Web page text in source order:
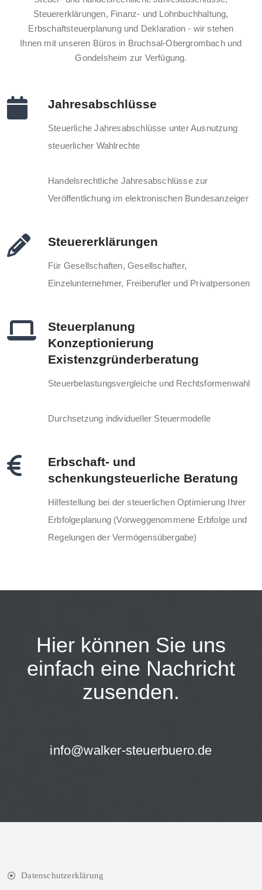
Steuererklärungen, Finanz- und Lohnbuchhaltung,
Erbschaftsteuerplanung und Deklaration - wir stehen
Ihnen mit unseren Büros in Bruchsal-Obergrombach und
Gondelsheim zur Verfügung.
Jahresabschlüsse
Steuerliche Jahresabschlüsse unter Ausnutzung
steuerlicher Wahlrechte
Handelsrechtliche Jahresabschlüsse zur
Veröffentlichung im elektronischen Bundesanzeiger
Steuererklärungen
Für Gesellschaften, Gesellschafter,
Einzelunternehmer, Freiberufler und Privatpersonen
Steuerplanung
Konzeptionierung
Existenzgründerberatung
Steuerbelastungsvergleiche und Rechtsformenwahl
Durchsetzung individueller Steuermodelle
Erbschaft- und
schenkungsteuerliche Beratung
Hilfestellung bei der steuerlichen Optimierung Ihrer
Erbfolgeplanung (Vorweggenommene Erbfolge und
Regelungen der Vermögensübergabe)
Hier können Sie uns
einfach eine Nachricht
zusenden.
info@walker-steuerbuero.de
Datenschutzerklärung